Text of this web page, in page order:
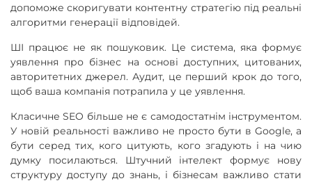
допоможе скоригувати контентну стратегію під реальні
алгоритми генерації відповідей.
ШІ працює не як пошуковик. Це система, яка формує
уявлення про бізнес на основі доступних, цитованих,
авторитетних джерел. Аудит, це перший крок до того,
щоб ваша компанія потрапила у це уявлення.
Класичне SEO більше не є самодостатнім інструментом.
У новій реальності важливо не просто бути в Google, а
бути серед тих, кого цитують, кого згадують і на чию
думку посилаються. Штучний інтелект формує нову
структуру доступу до знань, і бізнесам важливо стати